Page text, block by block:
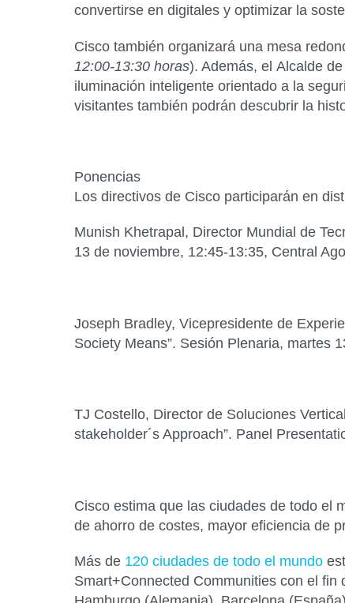
convertirse en digitales y optimizar la
Cisco también organizará una mesa
12:00-13:30 horas). Además, elAlcalde
iluminación inteligente orientado a la
visitantes también podrán descubrir la
Ponencias
Los directivos de Cisco participarán en
Munish Khetrapal, Director Mundial de
13 de noviembre, 12:45-13:35, Central
Joseph Bradley, Vicepresidente de
Society Means”. Sesión Plenaria, martes
TJ Costello, Director de Soluciones
stakeholder´s Approach”. Panel
Cisco estima que las ciudades de todo el
de ahorro de costes, mayor eficiencia de
Más de 120 ciudades de todo el mundo
Smart+Connected Communities con el